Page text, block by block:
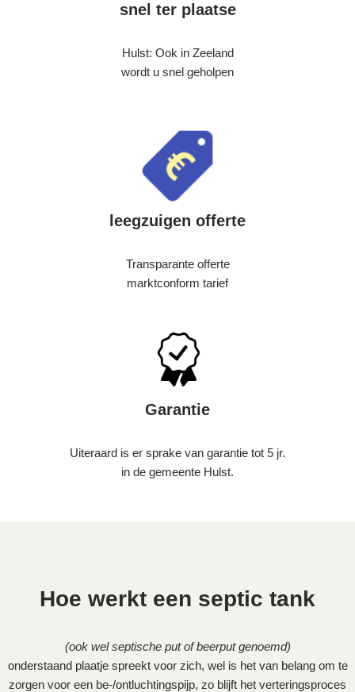
snel ter plaatse
Hulst: Ook in Zeeland
wordt u snel geholpen
leegzuigen offerte
Transparante offerte
marktconform tarief
Garantie
Uiteraard is er sprake van garantie tot 5 jr.
in de gemeente Hulst.
Hoe werkt een septic tank
(ook wel septische put of beerput genoemd)
onderstaand plaatje spreekt voor zich, wel is het van belang om te
zorgen voor een be-/ontluchtingspijp, zo blijft het verteringsproces